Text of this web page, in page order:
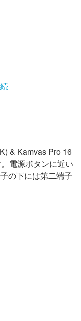
& Kamvas Pro 16
電源ボタンに近い
の下には第二端子